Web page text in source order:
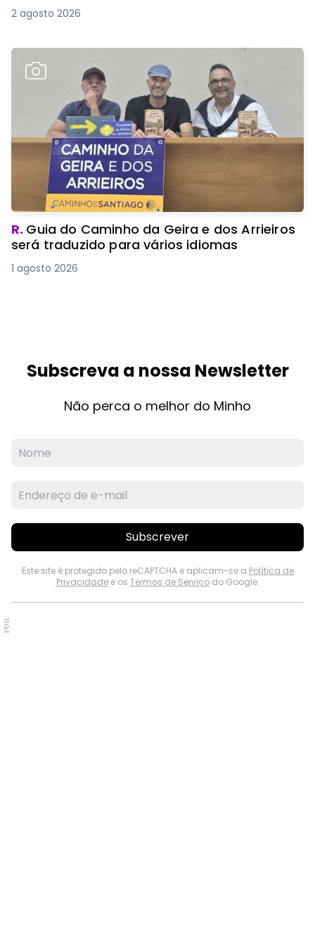
2 agosto 2026
R. Guia do Caminho da Geira e dos Arrieiros
será traduzido para vários idiomas
1 agosto 2026
Subscreva a nossa Newsletter
Não perca o melhor do Minho
Subscrever
Este site é protegido pelo reCAPTCHA e aplicam-se a Política de
Privacidadee os Termos de Serviçodo Google.
PUB.